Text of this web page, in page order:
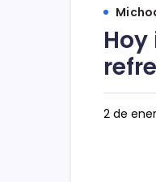
2 de